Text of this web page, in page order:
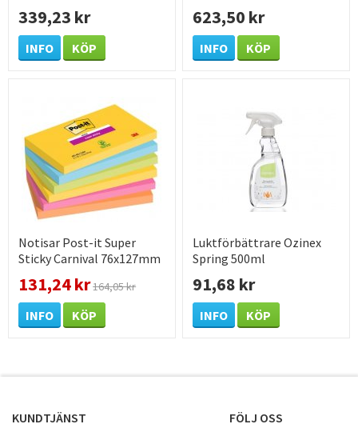
339,23 kr
INFO KÖP
623,50 kr
INFO KÖP
Notisar Post-it Super
Sticky Carnival 76x127mm
131,24 kr164,05 kr
INFO KÖP
Luktförbättrare Ozinex
Spring 500ml
91,68 kr
INFO KÖP
KUNDTJÄNST FÖLJ OSS